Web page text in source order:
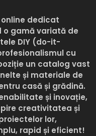
dedicat
o gamă variată de
DIY (do-it-
cu
un catalog vast
și materiale de
casă și grădină.
și inovație,
creativitatea și
lor,
rapid și eficient!